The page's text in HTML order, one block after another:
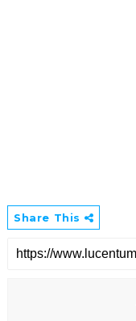
Share This